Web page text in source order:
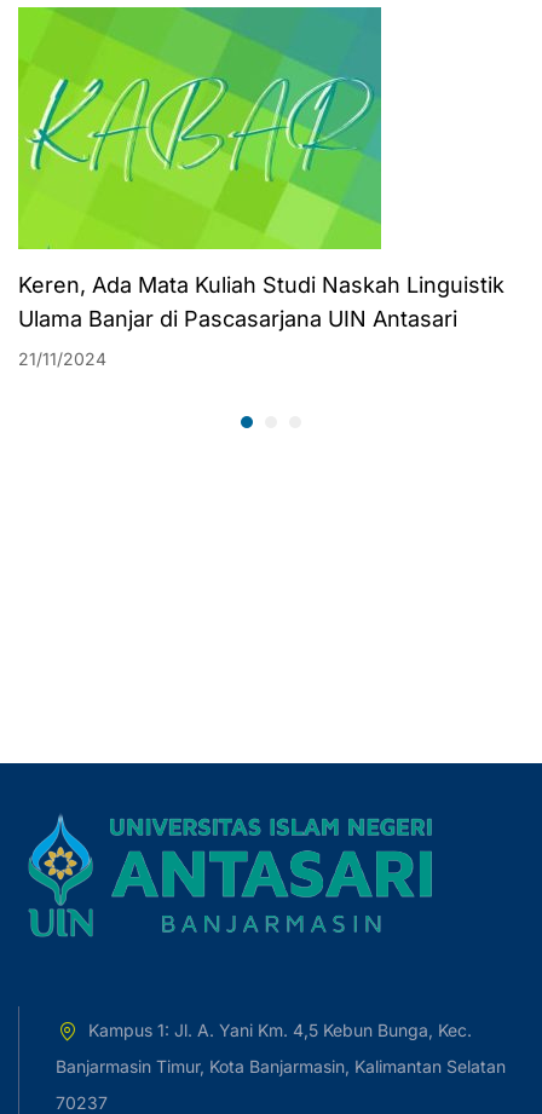
Keren, Ada Mata Kuliah Studi Naskah Linguistik
Ulama Banjar di Pascasarjana UIN Antasari
21/11/2024
Kampus 1: Jl. A. Yani Km. 4,5 Kebun Bunga, Kec.
Banjarmasin Timur, Kota Banjarmasin, Kalimantan Selatan
70237